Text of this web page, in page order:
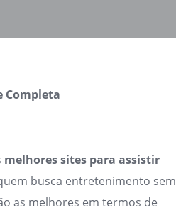
Completa
melhores sites para assistir
busca entretenimento sem
as melhores em termos de